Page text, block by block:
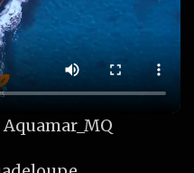
Aquamar_MQ